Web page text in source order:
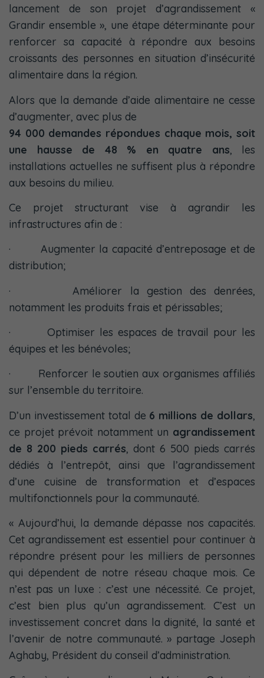
lancement de son projet d’agrandissement «
Grandir ensemble », une étape déterminante pour
renforcer sa capacité à répondre aux besoins
croissants des personnes en situation d’insécurité
alimentaire dans la région.
Alors que la demande d’aide alimentaire ne cesse
d’augmenter, avec plus de
94 000 demandes répondues chaque mois, soit
une hausse de 48 % en quatre ans, les
installations actuelles ne suffisent plus à répondre
aux besoins du milieu.
Ce projet structurant vise à agrandir les
infrastructures afin de :
· Augmenter la capacité d’entreposage et de
distribution;
· Améliorer la gestion des denrées,
notamment les produits frais et périssables;
· Optimiser les espaces de travail pour les
équipes et les bénévoles;
· Renforcer le soutien aux organismes affiliés
sur l’ensemble du territoire.
D’un investissement total de 6 millions de dollars,
ce projet prévoit notamment un agrandissement
de 8 200 pieds carrés, dont 6 500 pieds carrés
dédiés à l’entrepôt, ainsi que l’agrandissement
d’une cuisine de transformation et d’espaces
multifonctionnels pour la communauté.
« Aujourd’hui, la demande dépasse nos capacités.
Cet agrandissement est essentiel pour continuer à
répondre présent pour les milliers de personnes
qui dépendent de notre réseau chaque mois. Ce
n’est pas un luxe : c’est une nécessité. Ce projet,
c’est bien plus qu’un agrandissement. C’est un
investissement concret dans la dignité, la santé et
l’avenir de notre communauté. » partage Joseph
Aghaby, Président du conseil d’administration.